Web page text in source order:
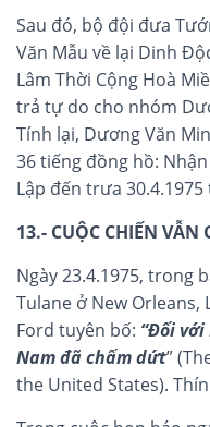
Sau đó, bộ đội đưa
Văn Mẫu về lại Dinh
Lâm Thời Cộng Hoà
trả tự do cho nhóm
Tính lại, Dương Văn
36 tiếng đồng hồ:
Lập đến trưa
13.- CUỘC CHIẾN VẪN
Ngày 23.4.1975, trong
Tulane ở New Orleans,
Ford tuyên bố: “Đối
Nam đã chấm dứt”
the United States).